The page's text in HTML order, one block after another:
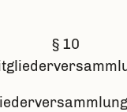
§ 10